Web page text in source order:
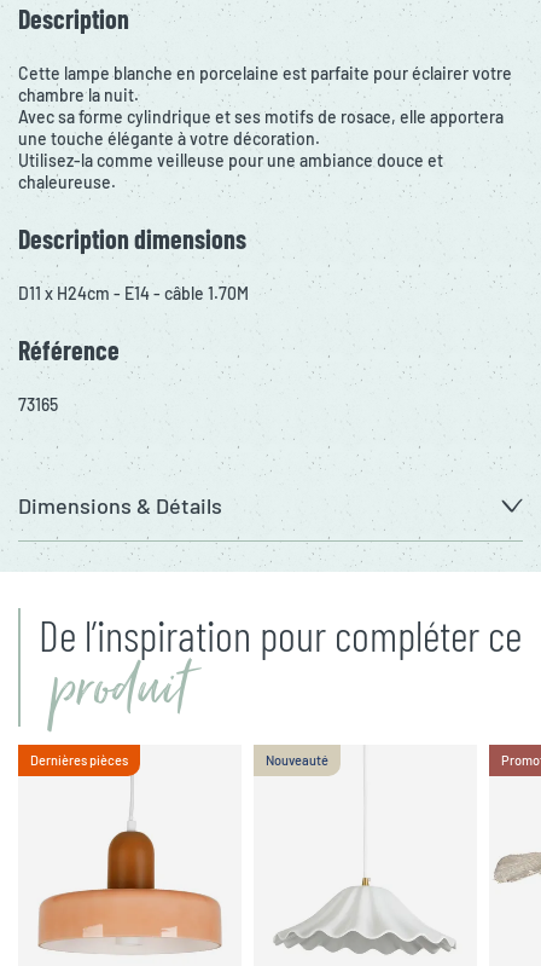
Description
Cette lampe blanche en porcelaine est parfaite pour éclairer votre
chambre la nuit.
Avec sa forme cylindrique et ses motifs de rosace, elle apportera
une touche élégante à votre décoration.
Utilisez-la comme veilleuse pour une ambiance douce et
chaleureuse.
Description dimensions
D11 x H24cm - E14 - câble 1.70M
Référence
73165
Dimensions & Détails
De l’inspiration pour compléter ce
produit
Dernières pièces Nouveauté